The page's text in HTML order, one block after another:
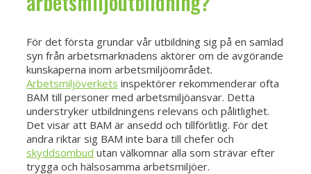
För det första grundar vår utbildning sig på en samlad
syn från arbetsmarknadens aktörer om de avgörande
kunskaperna inom arbetsmiljöområdet.
Arbetsmiljöverkets inspektörer rekommenderar ofta
BAM till personer med arbetsmiljöansvar. Detta
understryker utbildningens relevans och pålitlighet.
Det visar att BAM är ansedd och tillförlitlig. För det
andra riktar sig BAM inte bara till chefer och
skyddsombud utan välkomnar alla som strävar efter
trygga och hälsosamma arbetsmiljöer.